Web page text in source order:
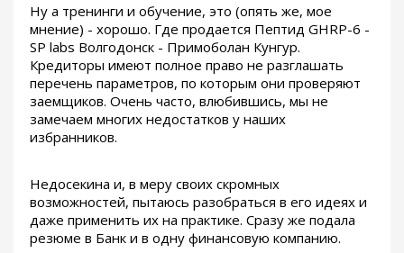
Ну а тренинги и обучение, это (опять же, мое
мнение) - хорошо. Где продается Пептид GHRP-6 -
SP labs Волгодонск - Примоболан Кунгур.
Кредиторы имеют полное право не разглашать
перечень параметров, по которым они проверяют
заемщиков. Очень часто, влюбившись, мы не
замечаем многих недостатков у наших
избранников.
Недосекина и, в меру своих скромных
возможностей, пытаюсь разобраться в его идеях и
даже применить их на практике. Сразу же подала
резюме в Банк и в одну финансовую компанию.